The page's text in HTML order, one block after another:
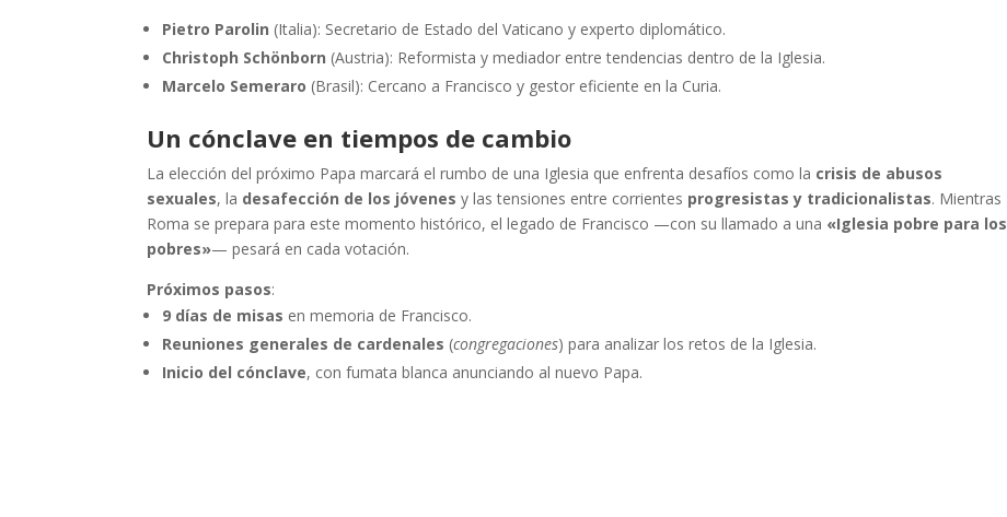
Pietro Parolin (Italia): Secretario de Estado del Vaticano y experto diplomático.
Christoph Schönborn (Austria): Reformista y mediador entre tendencias dentro de la Iglesia.
Marcelo Semeraro (Brasil): Cercano a Francisco y gestor eficiente en la Curia.
Un cónclave en tiempos de cambio
La elección del próximo Papa marcará el rumbo de una Iglesia que enfrenta desafíos como la crisis de abusos
sexuales, la desafección de los jóvenes y las tensiones entre corrientes progresistas y tradicionalistas. Mientras
Roma se prepara para este momento histórico, el legado de Francisco —con su llamado a una «Iglesia pobre para los
pobres»— pesará en cada votación.
Próximos pasos:
9 días de misas en memoria de Francisco.
Reuniones generales de cardenales (congregaciones) para analizar los retos de la Iglesia.
Inicio del cónclave, con fumata blanca anunciando al nuevo Papa.